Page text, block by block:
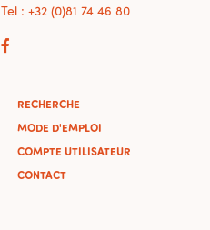
Tel : +32 (0)81 74 46 80
RECHERCHE
MODE D'EMPLOI
COMPTE UTILISATEUR
CONTACT